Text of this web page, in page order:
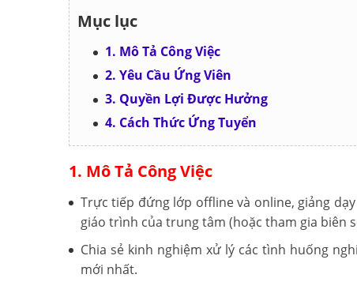
Mục lục
1. Mô Tả Công Việc
2. Yêu Cầu Ứng Viên
3. Quyền Lợi Được Hưởng
4. Cách Thức Ứng Tuyển
1. Mô Tả Công Việc
Trực tiếp đứng lớp offline và online, giảng
giáo trình của trung tâm (hoặc tham gia biên
Chia sẻ kinh nghiệm xử lý các tình huống
mới nhất.